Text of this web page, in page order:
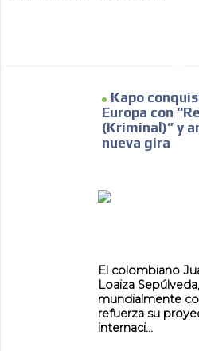
Kapo
Europa con
(Kriminal)” y
nueva gira
El colombiano
Loaiza
mundialmente
refuerza su
internaci...